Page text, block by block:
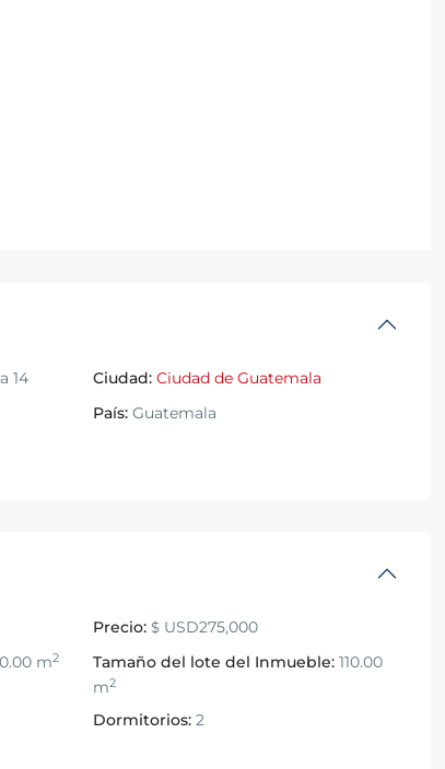
14 Ciudad: Ciudad de Guatemala
País:Guatemala
Precio: $USD275,000
m2 Tamaño del lote del Inmueble: 110.00
m2
Dormitorios:2